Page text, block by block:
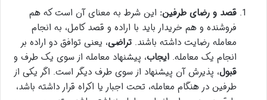
قصد و رضای طرفین: این شرط به معنای آن است که هم
فروشنده و هم خریدار باید با اراده و قصد کامل، به انجام
معامله رضایت داشته باشند. تراضی، یعنی توافق دو اراده بر
انجام یک معامله. ایجاب، پیشنهاد معامله از سوی یک طرف و
قبول، پذیرش آن پیشنهاد از سوی طرف دیگر است. اگر یکی از
طرفین در هنگام معامله، تحت اجبار یا اکراه قرار داشته باشد،